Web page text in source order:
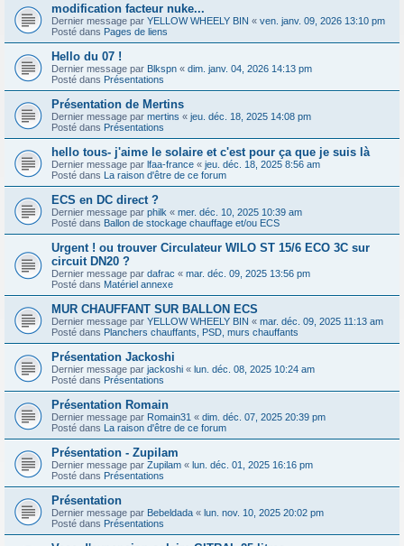
modification facteur nuke...
Dernier message par YELLOW WHEELY BIN « ven. janv. 09, 2026 13:10 pm
Posté dans Pages de liens
Hello du 07 !
Dernier message par Blkspn « dim. janv. 04, 2026 14:13 pm
Posté dans Présentations
Présentation de Mertins
Dernier message par mertins « jeu. déc. 18, 2025 14:08 pm
Posté dans Présentations
hello tous- j'aime le solaire et c'est pour ça que je suis là
Dernier message par lfaa-france « jeu. déc. 18, 2025 8:56 am
Posté dans La raison d'être de ce forum
ECS en DC direct ?
Dernier message par philk « mer. déc. 10, 2025 10:39 am
Posté dans Ballon de stockage chauffage et/ou ECS
Urgent ! ou trouver Circulateur WILO ST 15/6 ECO 3C sur
circuit DN20 ?
Dernier message par dafrac « mar. déc. 09, 2025 13:56 pm
Posté dans Matériel annexe
MUR CHAUFFANT SUR BALLON ECS
Dernier message par YELLOW WHEELY BIN « mar. déc. 09, 2025 11:13 am
Posté dans Planchers chauffants, PSD, murs chauffants
Présentation Jackoshi
Dernier message par jackoshi « lun. déc. 08, 2025 10:24 am
Posté dans Présentations
Présentation Romain
Dernier message par Romain31 « dim. déc. 07, 2025 20:39 pm
Posté dans La raison d'être de ce forum
Présentation - Zupilam
Dernier message par Zupilam « lun. déc. 01, 2025 16:16 pm
Posté dans Présentations
Présentation
Dernier message par Bebeldada « lun. nov. 10, 2025 20:02 pm
Posté dans Présentations